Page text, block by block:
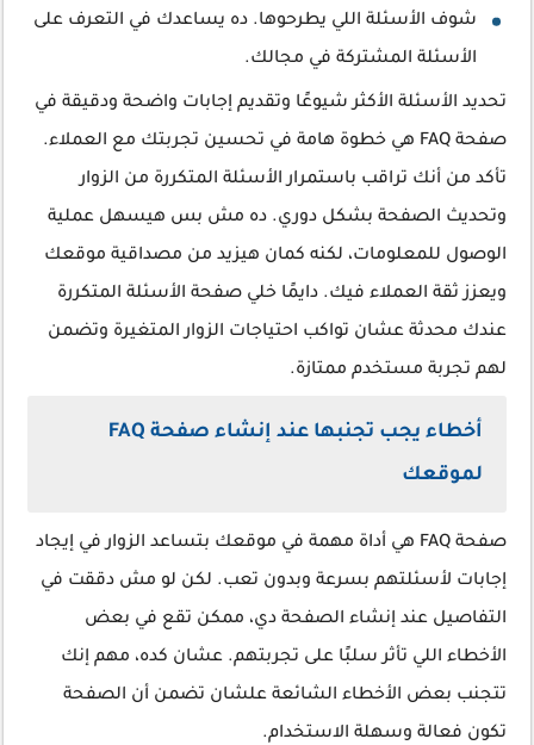
شوف الأسئلة اللي يطرحوها. ده يساعدك في التعرف على
الأسئلة المشتركة في مجالك.
تحديد الأسئلة الأكثر شيوعًا وتقديم إجابات واضحة ودقيقة في
صفحة FAQ هي خطوة هامة في تحسين تجربتك مع العملاء.
تأكد من أنك تراقب باستمرار الأسئلة المتكررة من الزوار
وتحديث الصفحة بشكل دوري. ده مش بس هيسهل عملية
الوصول للمعلومات، لكنه كمان هيزيد من مصداقية موقعك
ويعزز ثقة العملاء فيك. دايمًا خلي صفحة الأسئلة المتكررة
عندك محدثة عشان تواكب احتياجات الزوار المتغيرة وتضمن
لهم تجربة مستخدم ممتازة.
أخطاء يجب تجنبها عند إنشاء صفحة FAQ
لموقعك
صفحة FAQ هي أداة مهمة في موقعك بتساعد الزوار في إيجاد
إجابات لأسئلتهم بسرعة وبدون تعب. لكن لو مش دققت في
التفاصيل عند إنشاء الصفحة دي، ممكن تقع في بعض
الأخطاء اللي تأثر سلبًا على تجربتهم. عشان كده، مهم إنك
تتجنب بعض الأخطاء الشائعة علشان تضمن أن الصفحة
تكون فعالة وسهلة الاستخدام.